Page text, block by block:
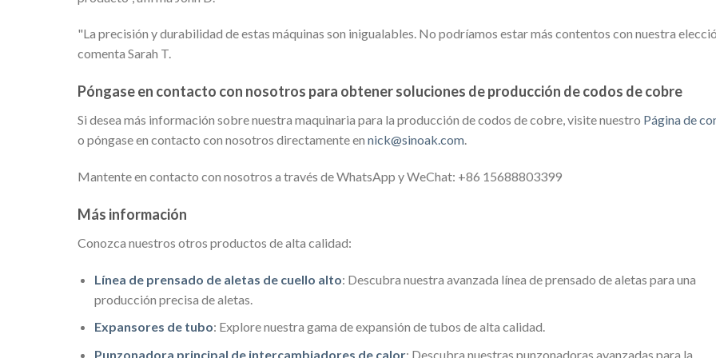
"La precisión y durabilidad de estas máquinas son inigualables. No podríamos estar más contentos con nuestra
comenta Sarah T.
Póngase en contacto con nosotros para obtener soluciones de producción de codos de cobre
Si desea más información sobre nuestra maquinaria para la producción de codos de cobre, visite nuestro Página de
o póngase en contacto con nosotros directamente en nick@sinoak.com.
Mantente en contacto con nosotros a través de WhatsApp y WeChat: +86 15688803399
Más información
Conozca nuestros otros productos de alta calidad:
Línea de prensado de aletas de cuello alto: Descubra nuestra avanzada línea de prensado de aletas para una
producción precisa de aletas.
Expansores de tubo: Explore nuestra gama de expansión de tubos de alta calidad.
Punzonadora principal de intercambiadores de calor: Descubra nuestras punzonadoras avanzadas para la